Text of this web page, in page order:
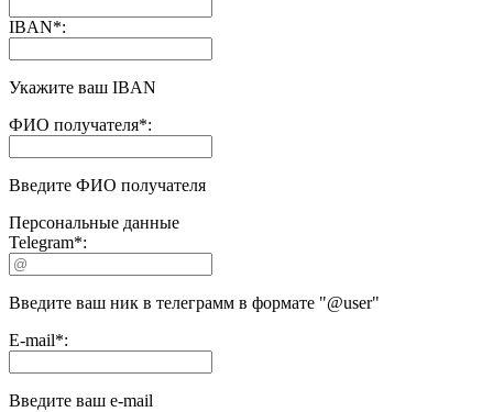
IBAN*:
Укажите ваш IBAN
ФИО получателя*:
Введите ФИО получателя
Персональные данные
Telegram*:
Введите ваш ник в телеграмм в формате "@user"
E-mail*:
Введите ваш e-mail